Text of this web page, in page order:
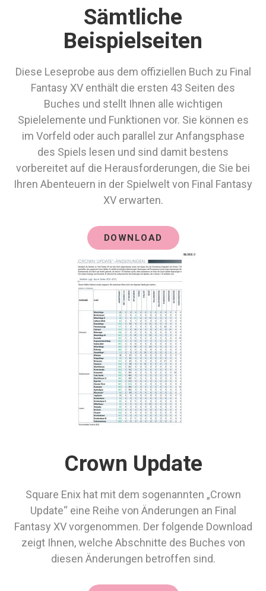
Sämtliche
Beispielseiten
Diese Leseprobe aus dem offiziellen Buch zu Final
Fantasy XV enthält die ersten 43 Seiten des
Buches und stellt Ihnen alle wichtigen
Spielelemente und Funktionen vor. Sie können es
im Vorfeld oder auch parallel zur Anfangsphase
des Spiels lesen und sind damit bestens
vorbereitet auf die Herausforderungen, die Sie bei
Ihren Abenteuern in der Spielwelt von Final Fantasy
XV erwarten.
DOWNLOAD
Crown Update
Square Enix hat mit dem sogenannten „Crown
Update“ eine Reihe von Änderungen an Final
Fantasy XV vorgenommen. Der folgende Download
zeigt Ihnen, welche Abschnitte des Buches von
diesen Änderungen betroffen sind.